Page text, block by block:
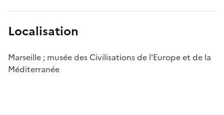
Localisation
Marseille ; musée des Civilisations de l'Europe et de la
Méditerranée